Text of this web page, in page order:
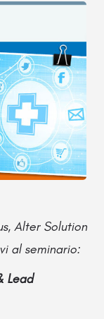
Alter Solution
al seminario:
Lead